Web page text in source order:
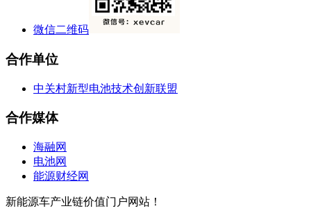
微信二维码
合作单位
中关村新型电池技术创新联盟
合作媒体
海融网
电池网
能源财经网
新能源车产业链价值门户网站！